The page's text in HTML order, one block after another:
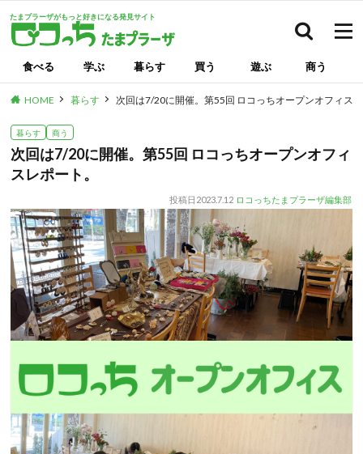
たまプラーザがもっと好きになる発見サイト
食べる 学ぶ 暮らす 買う 遊ぶ 商う
HOME 暮らす 次回は7/20に開催。第55回 ロコっちオープンオフィス
暮らす 商う
次回は7/20に開催。第55回 ロコっちオープンオフィ
スレポート。
投稿日 2023.7.12 ロコっちたまプラーザ編集部